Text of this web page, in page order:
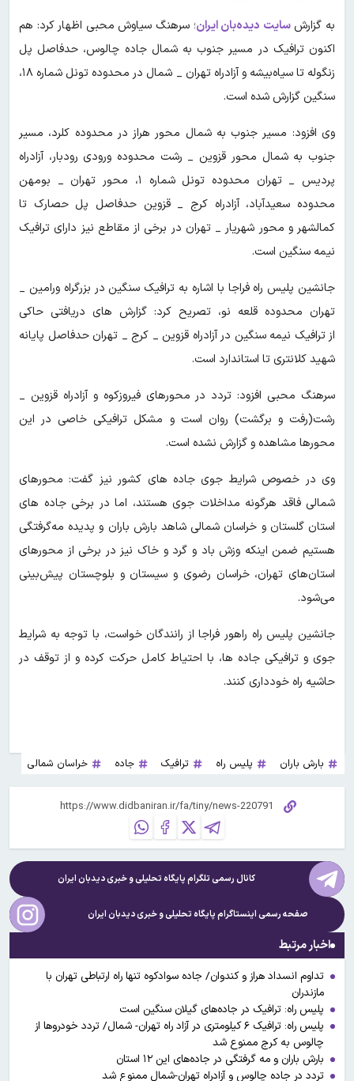
به گزارشسایت دیده‌بان ایران؛ سرهنگ سیاوش محبی اظهار کرد: هم
اکنون ترافیک در مسیر جنوب به شمال جاده چالوس، حدفاصل پل
زنگوله تا سیاه‌بیشه و آزادراه تهران _ شمال در محدوده تونل شماره ۱۸،
سنگین گزارش شده است.
وی افزود: مسیر جنوب به شمال محور هراز در محدوده کلرد، مسیر
جنوب به شمال محور قزوین _ رشت محدوده ورودی رودبار، آزادراه
پردیس _ تهران محدوده تونل شماره ۱، محور تهران _ بومهن
محدوده سعیدآباد، آزادراه کرج _ قزوین حدفاصل پل حصارک تا
کمالشهر و محور شهریار _ تهران در برخی از مقاطع نیز دارای ترافیک
نیمه سنگین است.
جانشین پلیس راه فراجا با اشاره به ترافیک سنگین در بزرگراه ورامین _
تهران محدوده قلعه نو، تصریح کرد: گزارش های دریافتی حاکی
از ترافیک نیمه سنگین در آزادراه قزوین _ کرج _ تهران حدفاصل پایانه
شهید کلانتری تا استاندارد است.
سرهنگ محبی افزود: تردد در محورهای فیروزکوه و آزادراه قزوین _
رشت(رفت و برگشت) روان است و مشکل ترافیکی خاصی در این
محورها مشاهده و گزارش نشده است.
وی در خصوص شرایط جوی جاده های کشور نیز گفت: محورهای
شمالی فاقد هرگونه مداخلات جوی هستند، اما در برخی جاده های
استان گلستان و خراسان شمالی شاهد بارش باران و پدیده مه‌گرفتگی
هستیم ضمن اینکه وزش باد و گرد و خاک نیز در برخی از محورهای
استان‌های تهران، خراسان رضوی و سیستان و بلوچستان پیش‌بینی
می‌شود.
جانشین پلیس راه راهور فراجا از رانندگان خواست، با توجه به شرایط
جوی و ترافیکی جاده ها، با احتیاط کامل حرکت کرده و از توقف در
حاشیه راه‌ خودداری کنند.
بارش باران پلیس راه ترافیک جاده خراسان شمالی
کانال رسمی تلگرام پایگاه تحلیلی و خبریدیدبان ایران
صفحه رسمی اینستاگرام پایگاه تحلیلی و خبریدیدبان ایران
اخبار مرتبط
تداوم انسداد هراز و کندوان/ جاده سوادکوه تنها راه ارتباطی تهران با
مازندران
پلیس راه: ترافیک در جاده‌های گیلان سنگین است
پلیس راه: ترافیک ۶ کیلومتری در آزاد راه تهران- شمال/ تردد خودروها از
چالوس به کرج ممنوع شد
بارش باران و مه گرفتگی در جاده‌های این ۱۲ استان
تردد در جاده چالوس و آزادراه تهران-شمال ممنوع شد